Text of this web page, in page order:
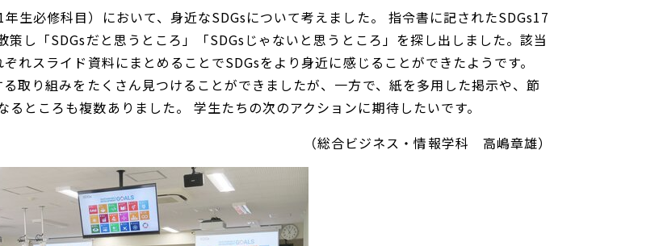
生必修科目）において、身近なSDGsについて考えました。 指令書に記されたSDGs17
し「SDGsだと思うところ」「SDGsじゃないと思うところ」を探し出しました。該当
れスライド資料にまとめることでSDGsをより身近に感じることができたようです。
取り組みをたくさん見つけることができましたが、一方で、紙を多用した掲示や、節
ところも複数ありました。 学生たちの次のアクションに期待したいです。
（総合ビジネス・情報学科 高嶋章雄）